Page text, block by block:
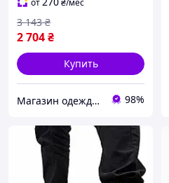
от
₴/мес
2 704₴
3 143 ₴
Купить
Магазин одежды обуви и топовых товаров 98%